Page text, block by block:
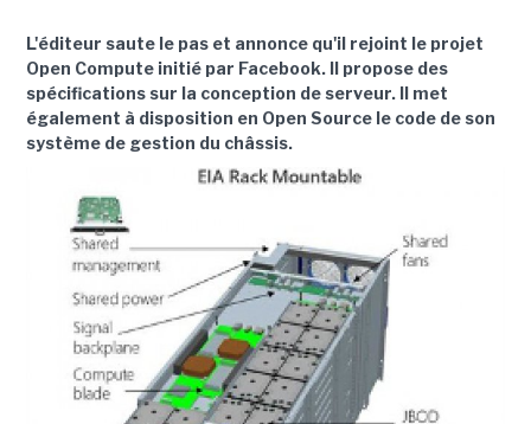
L'éditeur saute le pas et annonce qu'il rejoint le projet
Open Compute initié par Facebook. Il propose des
spécifications sur la conception de serveur. Il met
également à disposition en Open Source le code de son
système de gestion du châssis.